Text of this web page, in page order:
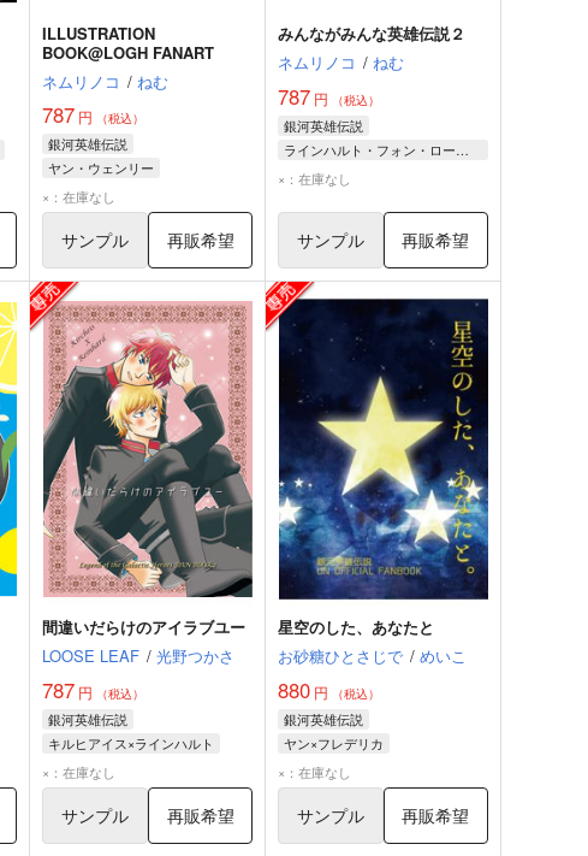
ILLUSTRATION
BOOK@LOGH FANART
ネムリノコ / ねむ
787 円 （税込）
銀河英雄伝説
ヤン・ウェンリー
×：在庫なし
サンプル 再販希望
みんながみんな英雄伝説２
ネムリノコ / ねむ
787 円 （税込）
銀河英雄伝説
ラインハルト・フォン・ローエングラム
ヤン・ウェンリー
×：在庫なし
サンプル 再販希望
間違いだらけのアイラブユー
LOOSE LEAF / 光野つかさ
787 円 （税込）
銀河英雄伝説
キルヒアイス×ラインハルト
ジークフリード・キルヒアイス
×：在庫なし
サンプル 再販希望
星空のした、あなたと
お砂糖ひとさじで / めいこ
880 円 （税込）
銀河英雄伝説
ヤン×フレデリカ
ヤン・ウェンリー
ラインハルト・フォン・ローエングラム
フレデリカ・グリーンヒル
×：在庫なし
サンプル 再販希望